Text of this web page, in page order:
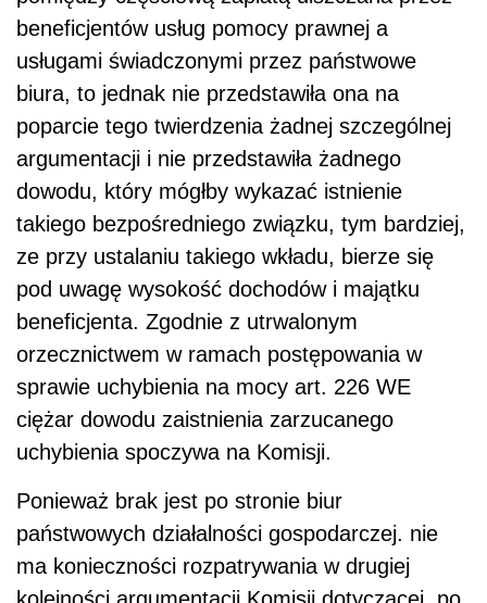
beneficjentów usług pomocy prawnej a
usługami świadczonymi przez państwowe
biura, to jednak nie przedstawiła ona na
poparcie tego twierdzenia żadnej szczególnej
argumentacji i nie przedstawiła żadnego
dowodu, który mógłby wykazać istnienie
takiego bezpośredniego związku, tym bardziej,
ze przy ustalaniu takiego wkładu, bierze się
pod uwagę wysokość dochodów i majątku
beneficjenta. Zgodnie z utrwalonym
orzecznictwem w ramach postępowania w
sprawie uchybienia na mocy art. 226 WE
ciężar dowodu zaistnienia zarzucanego
uchybienia spoczywa na Komisji.
Ponieważ brak jest po stronie biur
państwowych działalności gospodarczej. nie
ma konieczności rozpatrywania w drugiej